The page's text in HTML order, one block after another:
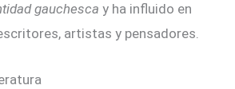
gauchesca y ha influido en
artistas y pensadores.